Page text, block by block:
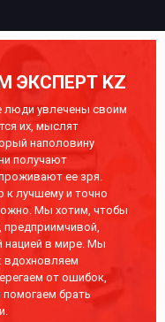
ЭКСПЕРТ KZ
люди увлечены своим
их, мыслят
наполовину
получают
ее зря.
к лучшему и точно
Мы хотим, чтобы
предприимчивой,
нацией в мире. Мы
вдохновляем
от ошибок,
брать